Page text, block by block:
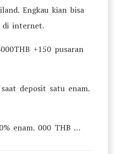
Engkau kian bisa
di internet.
+150 pusaran
deposit satu enam.
enam. 000 THB …